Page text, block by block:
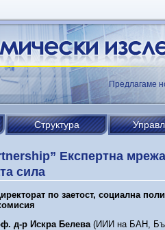
Предлагаме
Структура
Експертна
сила
по заетост, социална
д-р Искра Белева (ИИИ на БАН,